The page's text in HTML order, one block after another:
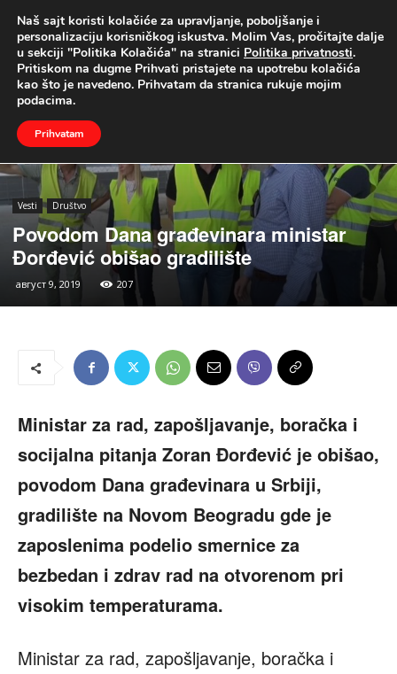
UŽIVO
Naslovna Vesti Društvo
Vesti Društvo
Povodom Dana građevinara ministar
Đorđević obišao gradilište
август 9, 2019 207
Ministar za rad, zapošljavanje, boračka i
socijalna pitanja Zoran Đorđević je obišao,
povodom Dana građevinara u Srbiji,
gradilište na Novom Beogradu gde je
zaposlenima podelio smernice za
bezbedan i zdrav rad na otvorenom pri
visokim temperaturama.
Ministar za rad, zapošljavanje, boračka i
Naš sajt koristi kolačiće za upravljanje, poboljšanje i
personalizaciju korisničkog iskustva. Molim Vas, pročitajte dalje
u sekciji "Politika Kolačića" na stranici Politika privatnosti.
Pritiskom na dugme Prihvati pristajete na upotrebu kolačića
kao što je navedeno. Prihvatam da stranica rukuje mojim
podacima.
Prihvatam